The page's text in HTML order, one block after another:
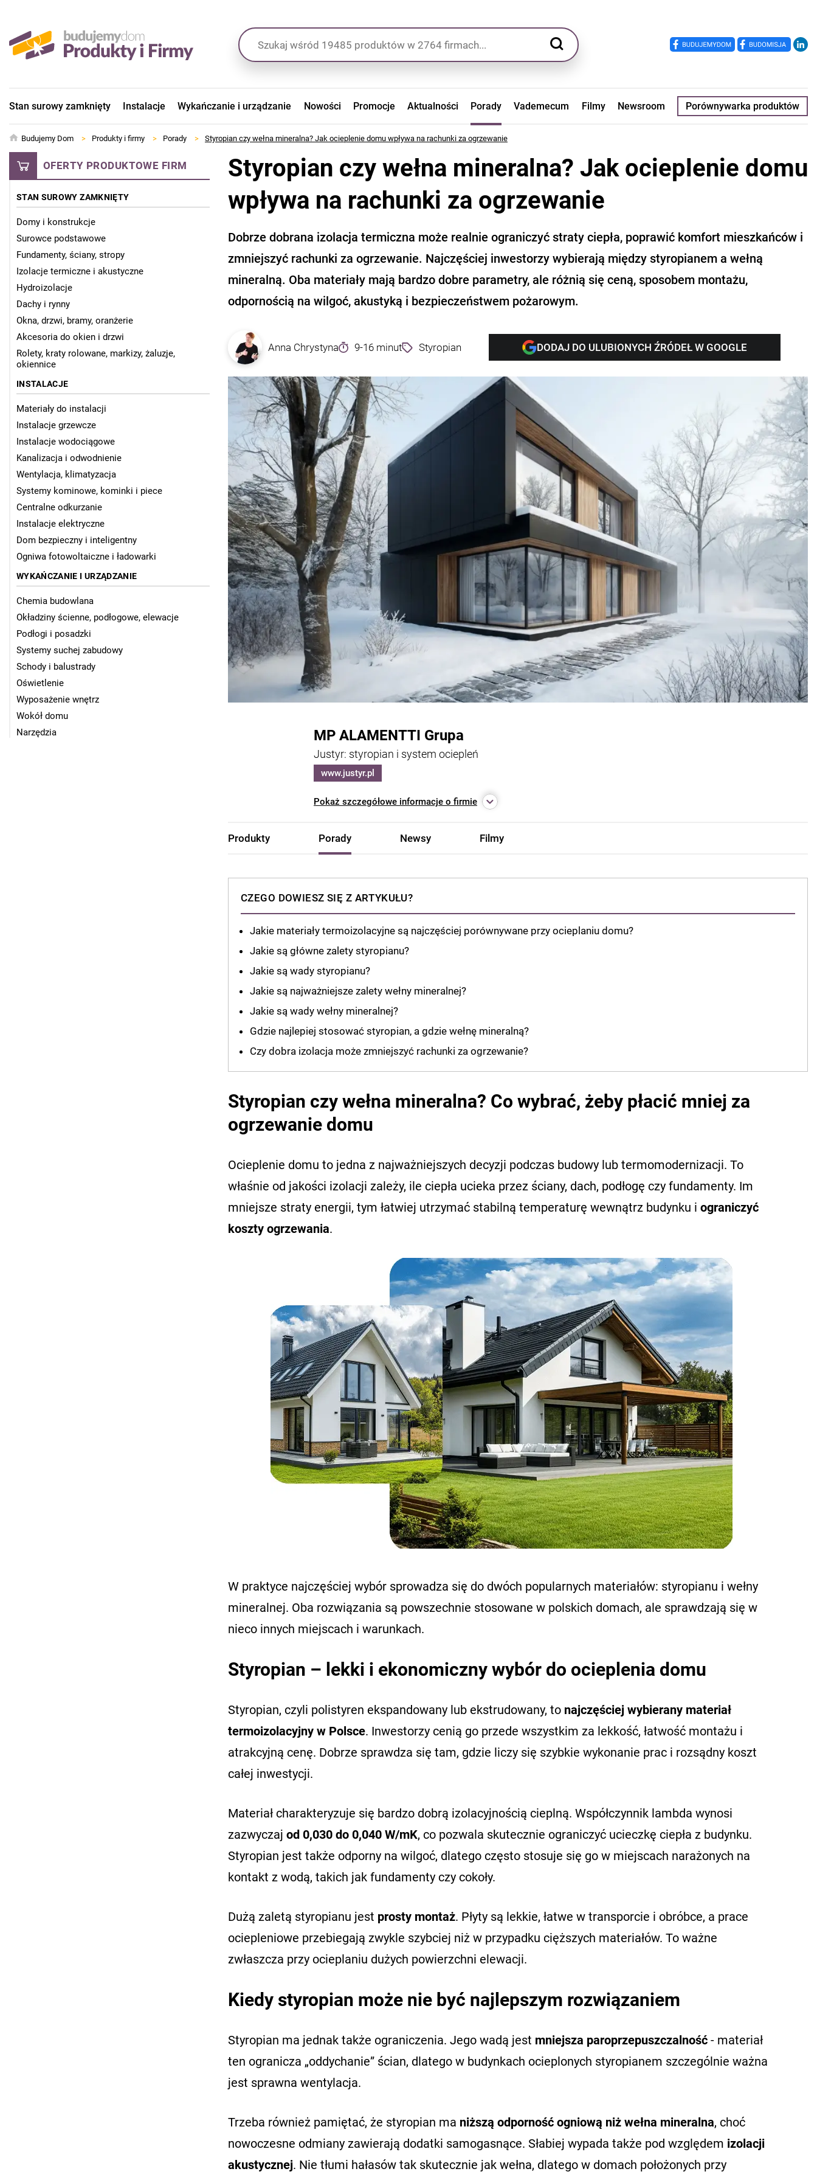
Stan surowy zamknięty Instalacje Wykańczanie i urządzanie Nowości Promocje Aktualności Porady Vademecum Filmy Newsroom Porównywarka produktów
Budujemy Dom > Produkty i firmy > Porady > Styropian czy wełna mineralna? Jak ocieplenie domu wpływa na rachunki za ogrzewanie
OFERTY PRODUKTOWE FIRM
STAN SUROWY ZAMKNIĘTY
Domy i konstrukcje
Surowce podstawowe
Fundamenty, ściany, stropy
Izolacje termiczne i akustyczne
Hydroizolacje
Dachy i rynny
Okna, drzwi, bramy, oranżerie
Akcesoria do okien i drzwi
Rolety, kraty rolowane, markizy, żaluzje,
okiennice
INSTALACJE
Materiały do instalacji
Instalacje grzewcze
Instalacje wodociągowe
Kanalizacja i odwodnienie
Wentylacja, klimatyzacja
Systemy kominowe, kominki i piece
Centralne odkurzanie
Instalacje elektryczne
Dom bezpieczny i inteligentny
Ogniwa fotowoltaiczne i ładowarki
WYKAŃCZANIE I URZĄDZANIE
Chemia budowlana
Okładziny ścienne, podłogowe, elewacje
Podłogi i posadzki
Systemy suchej zabudowy
Schody i balustrady
Oświetlenie
Wyposażenie wnętrz
Wokół domu
Narzędzia
Styropian czy wełna mineralna? Jak ocieplenie domu
wpływa na rachunki za ogrzewanie
Dobrze dobrana izolacja termiczna może realnie ograniczyć straty ciepła, poprawić komfort mieszkańców i
zmniejszyć rachunki za ogrzewanie. Najczęściej inwestorzy wybierają między styropianem a wełną
mineralną. Oba materiały mają bardzo dobre parametry, ale różnią się ceną, sposobem montażu,
odpornością na wilgoć, akustyką i bezpieczeństwem pożarowym.
Anna Chrystyna 9-16 minut Styropian DODAJ DO ULUBIONYCH ŹRÓDEŁ W GOOGLE
MP ALAMENTTI Grupa
Justyr: styropian i system ociepleń
www.justyr.pl
Pokaż szczegółowe informacje o firmie
Produkty Porady Newsy Filmy
CZEGO DOWIESZ SIĘ Z ARTYKUŁU?
Jakie materiały termoizolacyjne są najczęściej porównywane przy ocieplaniu domu?
Jakie są główne zalety styropianu?
Jakie są wady styropianu?
Jakie są najważniejsze zalety wełny mineralnej?
Jakie są wady wełny mineralnej?
Gdzie najlepiej stosować styropian, a gdzie wełnę mineralną?
Czy dobra izolacja może zmniejszyć rachunki za ogrzewanie?
Styropian czy wełna mineralna? Co wybrać, żeby płacić mniej za
ogrzewanie domu
Ocieplenie domu to jedna z najważniejszych decyzji podczas budowy lub termomodernizacji. To
właśnie od jakości izolacji zależy, ile ciepła ucieka przez ściany, dach, podłogę czy fundamenty. Im
mniejsze straty energii, tym łatwiej utrzymać stabilną temperaturę wewnątrz budynku i ograniczyć
koszty ogrzewania.
W praktyce najczęściej wybór sprowadza się do dwóch popularnych materiałów: styropianu i wełny
mineralnej. Oba rozwiązania są powszechnie stosowane w polskich domach, ale sprawdzają się w
nieco innych miejscach i warunkach.
Styropian – lekki i ekonomiczny wybór do ocieplenia domu
Styropian, czyli polistyren ekspandowany lub ekstrudowany, to najczęściej wybierany materiał
termoizolacyjny w Polsce. Inwestorzy cenią go przede wszystkim za lekkość, łatwość montażu i
atrakcyjną cenę. Dobrze sprawdza się tam, gdzie liczy się szybkie wykonanie prac i rozsądny koszt
całej inwestycji.
Materiał charakteryzuje się bardzo dobrą izolacyjnością cieplną. Współczynnik lambda wynosi
zazwyczaj od 0,030 do 0,040 W/mK, co pozwala skutecznie ograniczyć ucieczkę ciepła z budynku.
Styropian jest także odporny na wilgoć, dlatego często stosuje się go w miejscach narażonych na
kontakt z wodą, takich jak fundamenty czy cokoły.
Dużą zaletą styropianu jest prosty montaż. Płyty są lekkie, łatwe w transporcie i obróbce, a prace
ociepleniowe przebiegają zwykle szybciej niż w przypadku cięższych materiałów. To ważne
zwłaszcza przy ocieplaniu dużych powierzchni elewacji.
Kiedy styropian może nie być najlepszym rozwiązaniem
Styropian ma jednak także ograniczenia. Jego wadą jest mniejsza paroprzepuszczalność - materiał
ten ogranicza „oddychanie” ścian, dlatego w budynkach ocieplonych styropianem szczególnie ważna
jest sprawna wentylacja.
Trzeba również pamiętać, że styropian ma niższą odporność ogniową niż wełna mineralna, choć
nowoczesne odmiany zawierają dodatki samogasnące. Słabiej wypada także pod względem izolacji
akustycznej. Nie tłumi hałasów tak skutecznie jak wełna, dlatego w domach położonych przy